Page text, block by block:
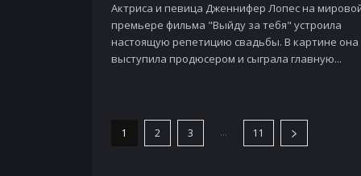
Актриса и певица Дженнифер Лопес на
премьере фильма "Выйду за тебя" устроила
настоящую репетицию свадьбы. В картине она
выступила продюсером и сыграла главную...
1 2 3 ... 11